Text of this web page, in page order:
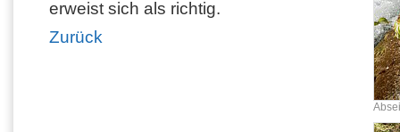
erweist sich als richtig.
Zurück